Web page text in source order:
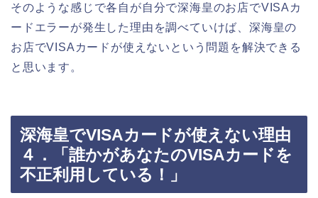
そのような感じで各自が自分で深海皇のお店でVISAカ
ードエラーが発生した理由を調べていけば、深海皇の
お店でVISAカードが使えないという問題を解決できる
と思います。
深海皇でVISAカードが使えない理由
４．「誰かがあなたのVISAカードを
不正利用している！」